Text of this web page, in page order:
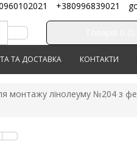
+380996839021
ТА ДОСТАВКА КОНТАКТИ
монтажу лінолеуму №204 з